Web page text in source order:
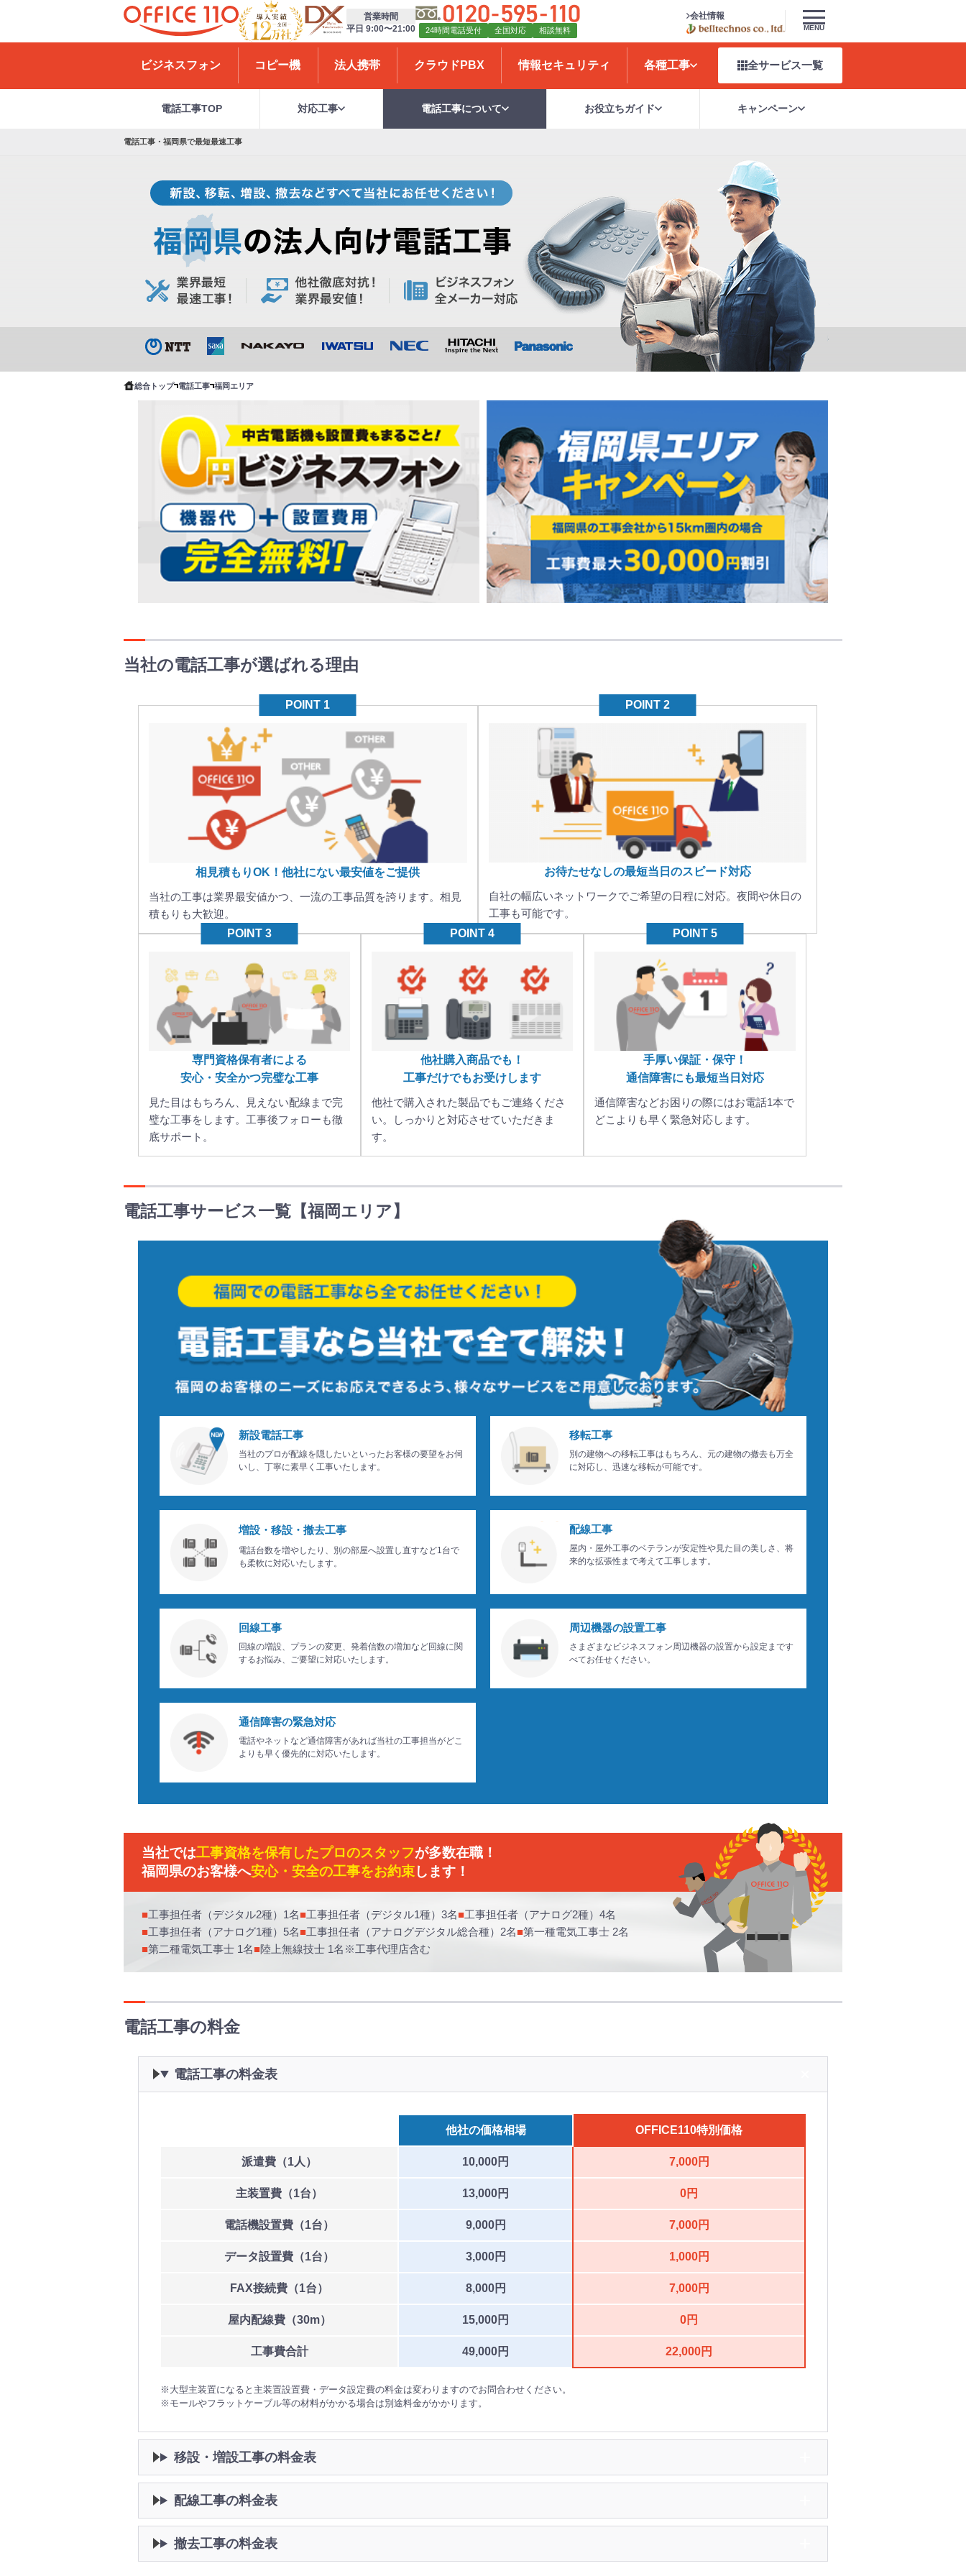
H
e
営業時間
平日 9:00〜21:00
24時間電話受付 全国対応 相談無料
会社情報
MENU
ビジネスフォン コピー機 法人携帯 クラウドPBX 情報セキュリティ 各種工事 全サービス一覧
電話工事TOP 対応工事 電話工事について お役立ちガイド キャンペーン
電話工事・福岡県で最短最速工事
総合トップ 電話工事 福岡エリア
当社の電話工事が選ばれる理由
相見積もりOK！他社にない最安値をご提供
当社の工事は業界最安値かつ、一流の工事品質を誇ります。相見
積もりも大歓迎。
お待たせなしの最短当日のスピード対応
自社の幅広いネットワークでご希望の日程に対応。夜間や休日の
工事も可能です。
専門資格保有者による
安心・安全かつ完璧な工事
見た目はもちろん、見えない配線まで完
璧な工事をします。工事後フォローも徹
底サポート。
他社購入商品でも！
工事だけでもお受けします
他社で購入された製品でもご連絡くださ
い。しっかりと対応させていただきま
す。
手厚い保証・保守！
通信障害にも最短当日対応
通信障害などお困りの際にはお電話1本で
どこよりも早く緊急対応します。
電話工事サービス一覧【福岡エリア】
新設電話工事
当社のプロが配線を隠したいといったお客様の要望をお伺
いし、丁寧に素早く工事いたします。
移転工事
別の建物への移転工事はもちろん、元の建物の撤去も万全
に対応し、迅速な移転が可能です。
増設・移設・撤去工事
電話台数を増やしたり、別の部屋へ設置し直すなど1台で
も柔軟に対応いたします。
配線工事
屋内・屋外工事のベテランが安定性や見た目の美しさ、将
来的な拡張性まで考えて工事します。
回線工事
回線の増設、プランの変更、発着信数の増加など回線に関
するお悩み、ご要望に対応いたします。
周辺機器の設置工事
さまざまなビジネスフォン周辺機器の設置から設定まです
べてお任せください。
通信障害の緊急対応
電話やネットなど通信障害があれば当社の工事担当がどこ
よりも早く優先的に対応いたします。
当社では工事資格を保有したプロのスタッフが多数在職！
福岡県のお客様へ安心・安全の工事をお約束します！
工事担任者（デジタル2種）1名 工事担任者（デジタル1種）3名
工事担任者（アナログ2種）4名
工事担任者（アナログ1種）5名
工事担任者（アナログデジタル総合種）2名
第一種電気工事士 2名
第二種電気工事士 1名
陸上無線技士 1名 ※工事代理店含む
電話工事の料金
電話工事の料金表
他社の価格相場 OFFICE110特別価格
派遣費 （1人） 10,000円 7,000円
主装置費 （1台） 13,000円 0円
電話機設置費 （1台） 9,000円 7,000円
データ設置費 （1台） 3,000円 1,000円
FAX接続費 （1台） 8,000円 7,000円
屋内配線費（30m） 15,000円 0円
工事費合計 49,000円 22,000円
※大型主装置になると主装置設置費・データ設定費の料金は変わりますのでお問合わせください。
※モールやフラットケーブル等の材料がかかる場合は別途料金がかかります。
移設・増設工事の料金表
配線工事の料金表
撤去工事の料金表